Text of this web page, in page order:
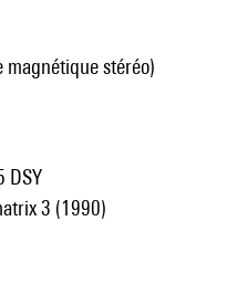
magnétique stéréo)
DSY
3 (1990)